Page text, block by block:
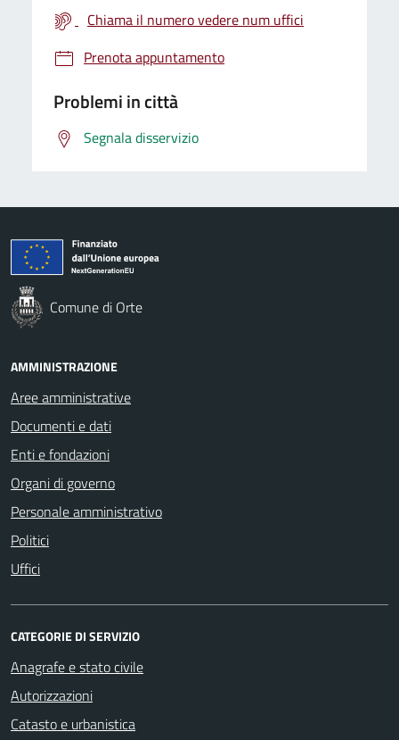
Chiama il numero vedere num uffici
Prenota appuntamento
Problemi in città
Segnala disservizio
Comune di Orte
AMMINISTRAZIONE
Aree amministrative
Documenti e dati
Enti e fondazioni
Organi di governo
Personale amministrativo
Politici
Uffici
CATEGORIE DI SERVIZIO
Anagrafe e stato civile
Autorizzazioni
Catasto e urbanistica